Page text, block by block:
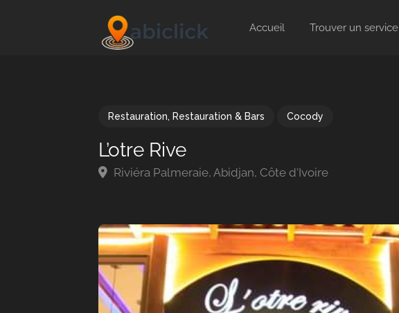
Accueil Trouver un service
Restauration, Restauration & Bars Cocody
L’otre Rive
Riviéra Palmeraie, Abidjan, Côte d'Ivoire